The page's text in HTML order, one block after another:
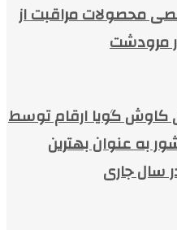
محصولات مراقبت از
مرودشت
کاوش گویا ارقام توسط
به عنوان بهترین
سال جاری